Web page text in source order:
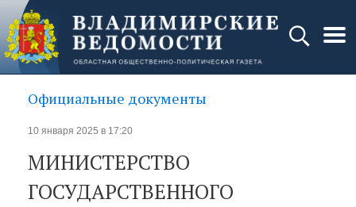
Официальные документы
10 января 2025 в 17:20
МИНИСТЕРСТВО
ГОСУДАРСТВЕННОГО